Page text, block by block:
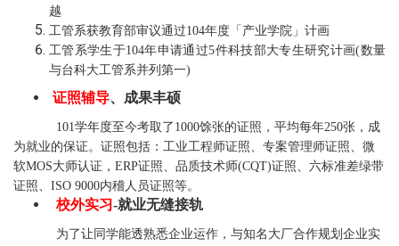
越
工管系获教育部审议通过104年度「产业学院」计画
工管系学生于104年申请通过5件科技部大专生研究计画(数量
与台科大工管系并列第一)
证照辅导、成果丰硕
101学年度至今考取了1000馀张的证照，平均每年250张，成
为就业的保证。证照包括：工业工程师证照、专案管理师证照、微
软MOS大师认证，ERP证照、品质技术师(CQT)证照、六标准差绿带
证照、ISO 9000内稽人员证照等。
校外实习-就业无缝接轨
为了让同学能透熟悉企业运作，与知名大厂合作规划企业实